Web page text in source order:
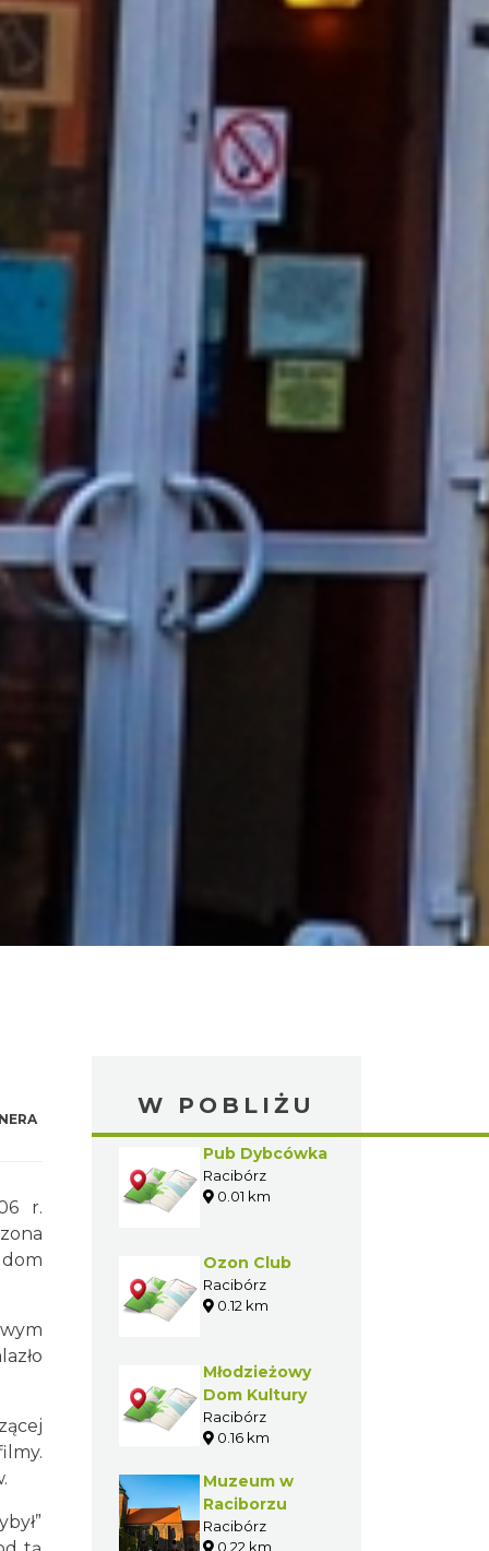
r.
W POBLIŻU
Pub Dybcówka
Racibórz
0.01 km
Ozon Club
Racibórz
0.12 km
Młodzieżowy
Dom Kultury
Racibórz
0.16 km
Muzeum w
Raciborzu
Racibórz
0.22 km